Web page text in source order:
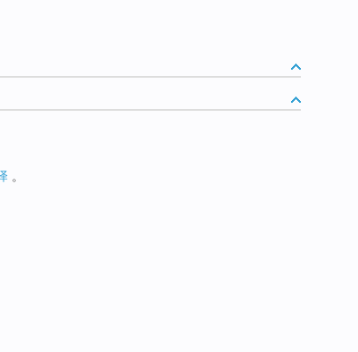
。